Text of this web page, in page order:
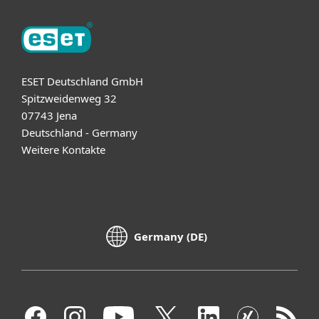
ESET Deutschland GmbH
Spitzweidenweg 32
07743 Jena
Deutschland - Germany
Weitere Kontakte
Germany (DE)